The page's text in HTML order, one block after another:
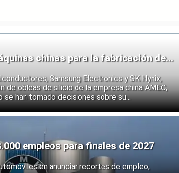
chinas para la fabricación de
Samsung Electronics y SK Hynix,
de obleas de silicio de la empresa china AMEC,
se han tomado decisiones sobre su
coreanos muestran que se están preparando
de las restricciones estadounidenses a la
empleos para finales de 2027
en anunciar recortes de empleo,